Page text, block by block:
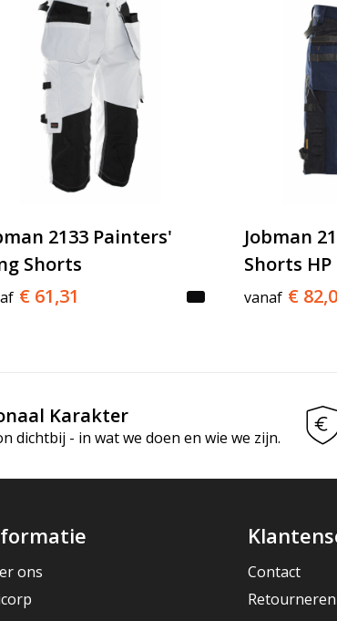
2133 Painters'
Shorts
€ 61,31
Jobman
Shorts HP
vanaf €
Karakter
dichtbij - in wat we doen en wie we zijn.
ons
Contact
Retourneren